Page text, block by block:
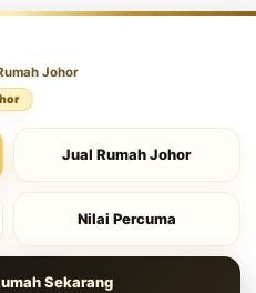
Johor
Jual Rumah Johor
Nilai Percuma
Sekarang